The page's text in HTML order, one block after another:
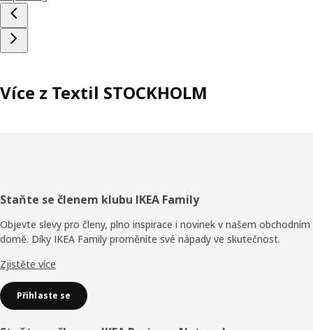
Více z Textil STOCKHOLM
Zápatí
Staňte se členem klubu IKEA Family
Objevte slevy pro členy, plno inspirace i novinek v našem obchodním
domě. Díky IKEA Family proměníte své nápady ve skutečnost.
Zjistěte více
Přihlaste se